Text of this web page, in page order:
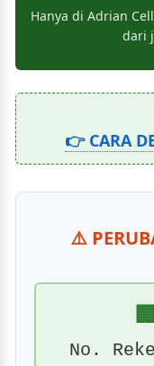
Hanya di Adrian
dari
👉 CARA
⚠️
No.